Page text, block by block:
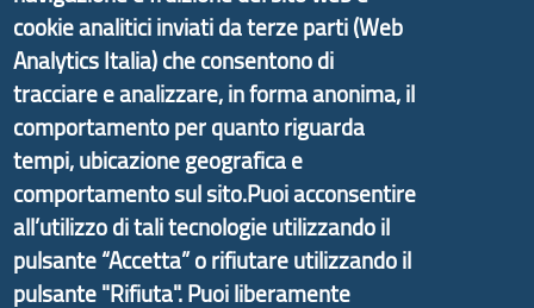
Il portale di marketing territoriale e sviluppo locale
di Genova Città Metropolitana si è sviluppato a
partire dal progetto nazionale Aree Interne
promosso dal Dipartimento per lo Sviluppo
Economico e finalizzato al rilancio socio-economico
delle valli dell’entroterra. In particolare fornisce
informazioni ed aggiornamenti sullaStrategia
d'Area Antola-Tigullio , in collaborazione con Regione
Liguria ed ANCI Liguria.
cookie analitici inviati da terze parti (Web
Analytics Italia) che consentono di
tracciare e analizzare, in forma anonima, il
comportamento per quanto riguarda
tempi, ubicazione geografica e
comportamento sul sito.Puoi acconsentire
all’utilizzo di tali tecnologie utilizzando il
pulsante “Accetta” o rifiutare utilizzando il
pulsante "Rifiuta". Puoi liberamente